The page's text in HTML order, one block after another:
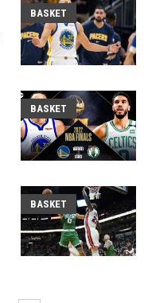
BASKET
BASKET
BASKET